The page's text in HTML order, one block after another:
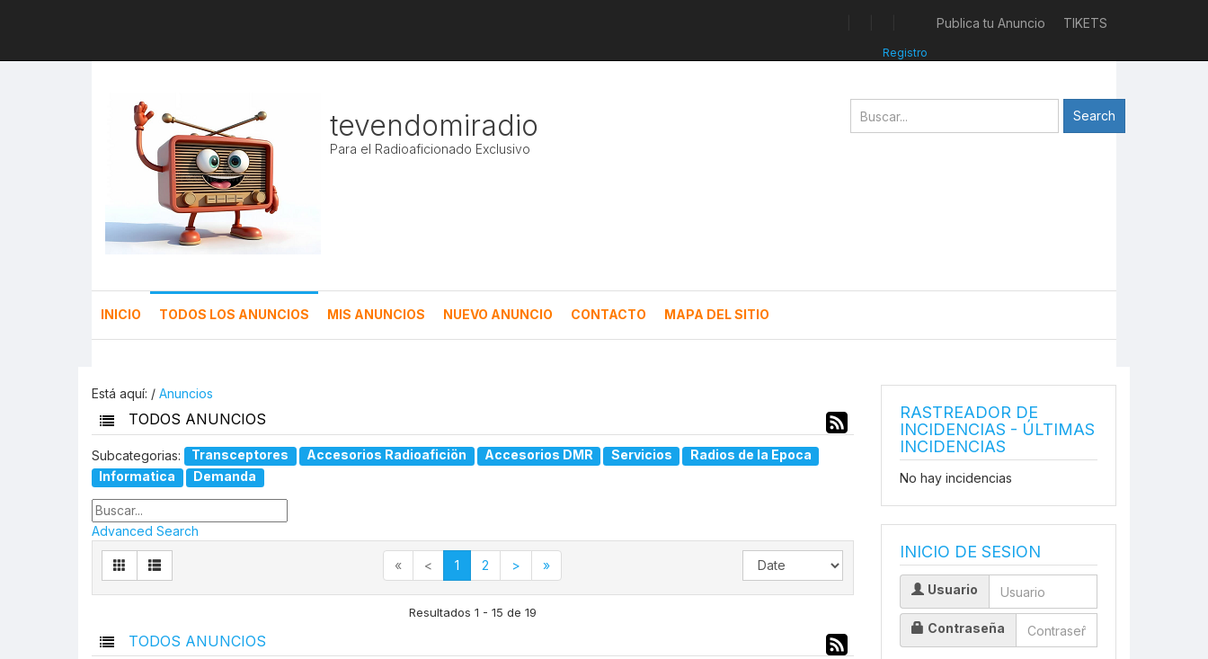
Registro
Publica tu Anuncio TIKETS
tevendomiradio
Para el Radioaficionado Exclusivo
INICIO TODOS LOS ANUNCIOS MIS ANUNCIOS NUEVO ANUNCIO CONTACTO MAPA DEL SITIO
Está aquí: / Anuncios
TODOS ANUNCIOS
Subcategorias: Transceptores Accesorios Radioaficiön Accesorios DMR Servicios
Radios de la Epoca
Informatica
Demanda
Advanced Search
« < 1 2 > »
Resultados 1 - 15 de 19
TODOS ANUNCIOS
RASTREADOR DE
INCIDENCIAS - ÚLTIMAS
INCIDENCIAS
No hay incidencias
INICIO DE SESION
Usuario
Contraseña